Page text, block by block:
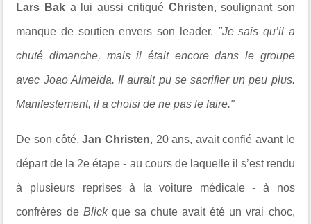
Lars Bak a lui aussi critiqué Christen, soulignant son
manque de soutien envers son leader. "Je sais qu’il a
chuté dimanche, mais il était encore dans le groupe
avec Joao Almeida. Il aurait pu se sacrifier un peu plus.
Manifestement, il a choisi de ne pas le faire."
De son côté,Jan Christen, 20 ans, avait confié avant le
départ de la 2e étape - au cours de laquelle il s’est rendu
à plusieurs reprises à la voiture médicale - à nos
confrères de Blickque sa chute avait été un vrai choc,